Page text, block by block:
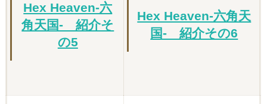
Hex Heaven-六
角天国- 紹介そ
の5
Hex Heaven-六角天
国- 紹介その6